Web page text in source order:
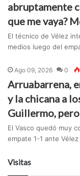
abruptamente
que me vaya?
El técnico de Vélez
medios luego del
Ago 09, 2026 0
Arruabarrena,
y la chicana a
Guillermo, pero
El Vasco quedó muy
empate 1-1 ante
Visitas